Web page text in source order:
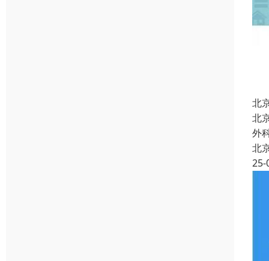
北
北
外
北
25-